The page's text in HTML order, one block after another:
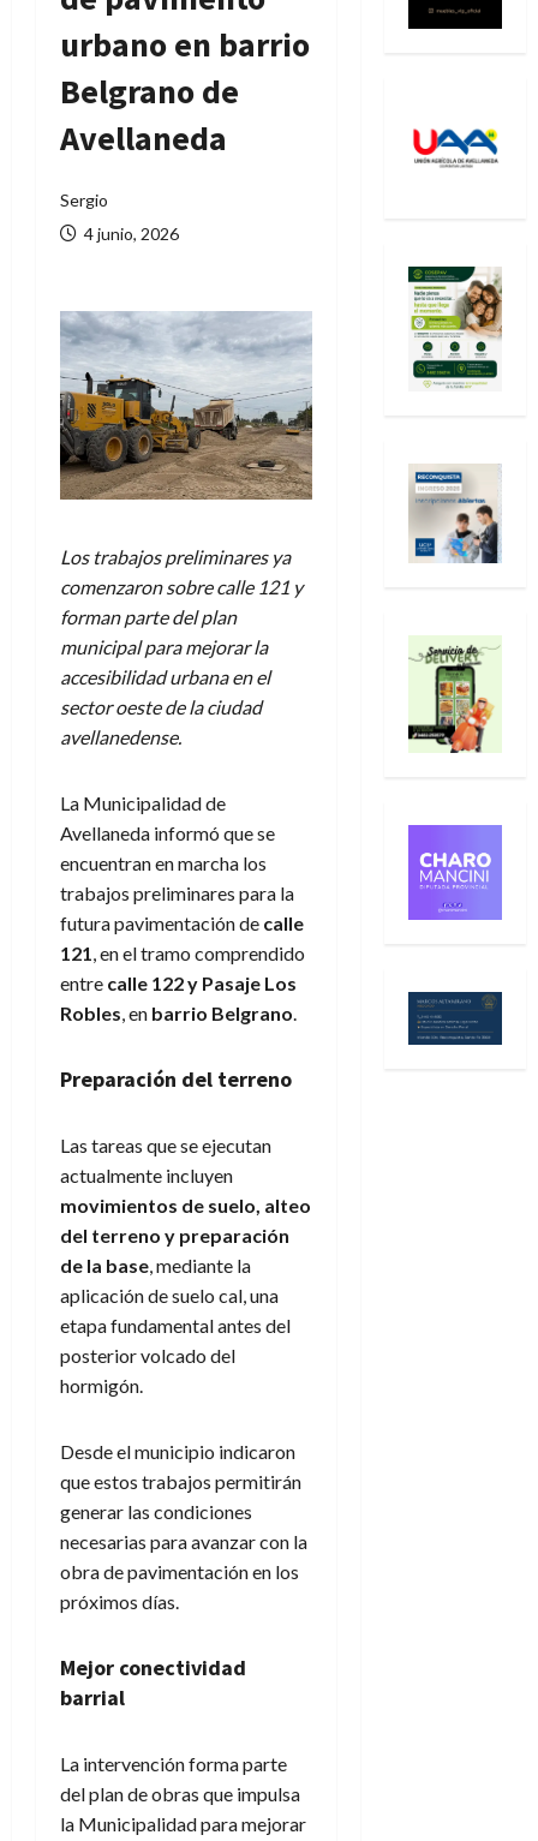
urbano en barrio
Belgrano de
Avellaneda
Sergio
4 junio, 2026
Los trabajos preliminares ya
comenzaron sobre calle 121 y
forman parte del plan
municipal para mejorar la
accesibilidad urbana en el
sector oeste de la ciudad
avellanedense.
La Municipalidad de
Avellaneda informó que se
encuentran en marcha los
trabajos preliminares para la
futura pavimentación de calle
121, en el tramo comprendido
entre calle 122 y Pasaje Los
Robles, en barrio Belgrano.
Preparación del terreno
Las tareas que se ejecutan
actualmente incluyen
movimientos de suelo, alteo
del terreno y preparación
de la base, mediante la
aplicación de suelo cal, una
etapa fundamental antes del
posterior volcado del
hormigón.
Desde el municipio indicaron
que estos trabajos permitirán
generar las condiciones
necesarias para avanzar con la
obra de pavimentación en los
próximos días.
Mejor conectividad
barrial
La intervención forma parte
del plan de obras que impulsa
la Municipalidad para mejorar